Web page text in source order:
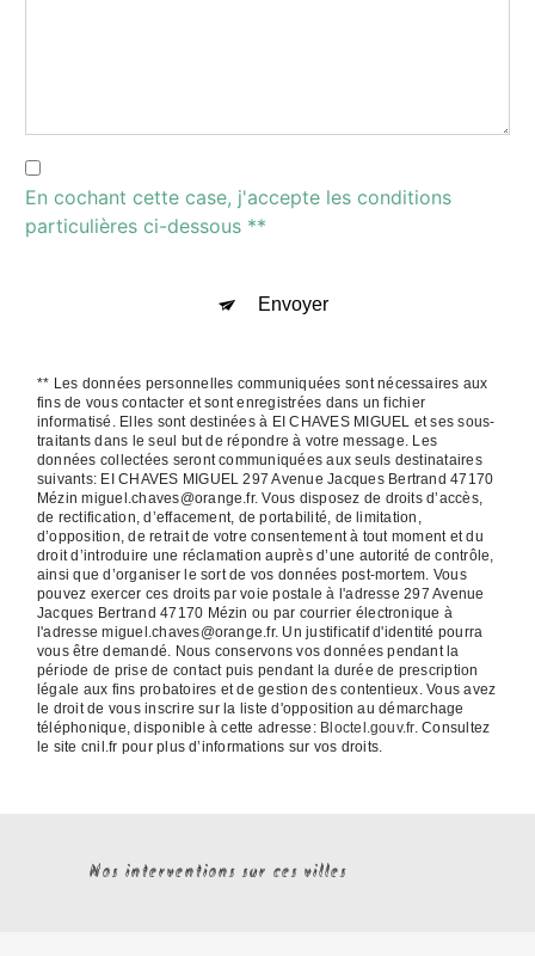
En cochant cette case, j'accepte les conditions
particulières ci-dessous **
Envoyer
** Les données personnelles communiquées sont nécessaires aux
fins de vous contacter et sont enregistrées dans un fichier
informatisé. Elles sont destinées à EI CHAVES MIGUEL et ses sous-
traitants dans le seul but de répondre à votre message. Les
données collectées seront communiquées aux seuls destinataires
suivants: EI CHAVES MIGUEL 297 Avenue Jacques Bertrand 47170
Mézin miguel.chaves@orange.fr. Vous disposez de droits d’accès,
de rectification, d’effacement, de portabilité, de limitation,
d’opposition, de retrait de votre consentement à tout moment et du
droit d’introduire une réclamation auprès d’une autorité de contrôle,
ainsi que d’organiser le sort de vos données post-mortem. Vous
pouvez exercer ces droits par voie postale à l'adresse 297 Avenue
Jacques Bertrand 47170 Mézin ou par courrier électronique à
l'adresse miguel.chaves@orange.fr. Un justificatif d'identité pourra
vous être demandé. Nous conservons vos données pendant la
période de prise de contact puis pendant la durée de prescription
légale aux fins probatoires et de gestion des contentieux. Vous avez
le droit de vous inscrire sur la liste d'opposition au démarchage
téléphonique, disponible à cette adresse: Bloctel.gouv.fr. Consultez
le site cnil.fr pour plus d’informations sur vos droits.
Nos interventions sur ces villes